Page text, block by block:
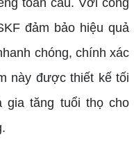
đảm bảo hiệu quả
chóng, chính xác
này được thiết kế tối
gia tăng tuổi thọ cho